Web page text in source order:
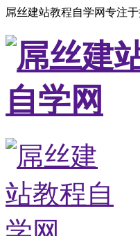
屌丝建站教程自学网专注